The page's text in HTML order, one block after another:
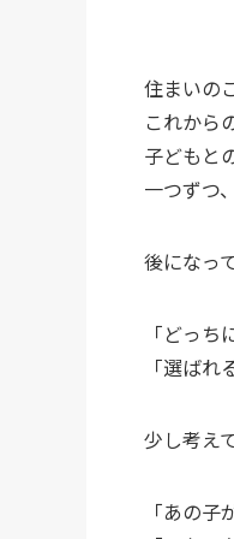
住まいの
これから
子どもと
一つずつ
後になっ
「どっ
「選ば
少し考え
「あの